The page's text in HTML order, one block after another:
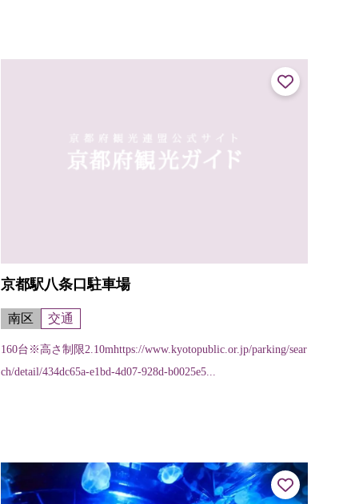
京都駅八条口駐車場
南区 交通
160台※高さ制限2.10mhttps://www.kyotopublic.or.jp/parking/sear
ch/detail/434dc65a-e1bd-4d07-928d-b0025e5...